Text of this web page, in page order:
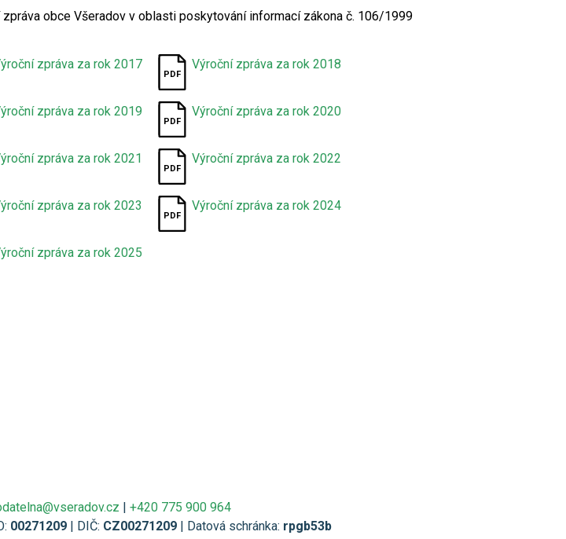
zpráva obce Všeradov v oblasti poskytování informací zákona č. 106/1999
zpráva za rok 2017
Výroční zpráva za rok 2018
zpráva za rok 2019 Výroční zpráva za rok 2020
zpráva za rok 2021 Výroční zpráva za rok 2022
zpráva za rok 2023 Výroční zpráva za rok 2024
zpráva za rok 2025
| +420 775 900 964
00271209 | DIČ: CZ00271209 | Datová schránka: rpgb53b